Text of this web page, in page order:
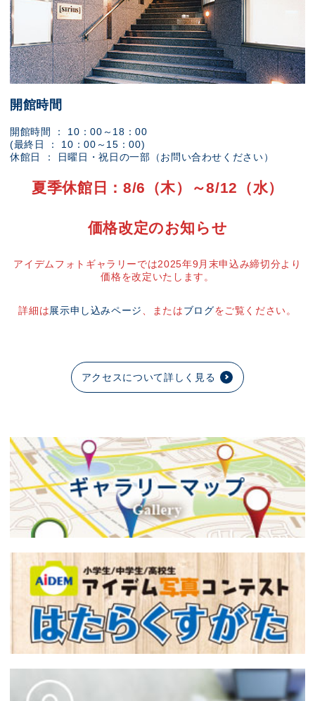
開館時間
開館時間 ： 10：00～18：00
(最終日 ： 10：00～15：00)
休館日 ： 日曜日・祝日の一部（お問い合わせください）
夏季休館日：8/6（木）～8/12（水）
価格改定のお知らせ
アイデムフォトギャラリーでは2025年9月末申込み締切分より
価格を改定いたします。
詳細は展示申し込みページ 、またはブログをご覧ください。
アクセスについて詳しく見る